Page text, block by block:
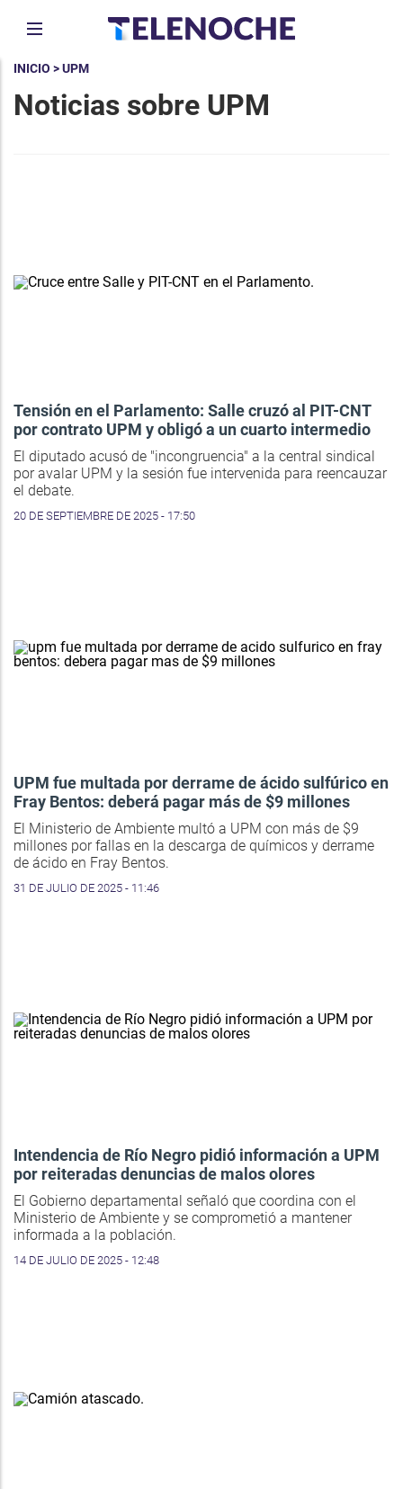
INICIO > UPM
Noticias sobre UPM
Tensión en el Parlamento: Salle cruzó al PIT-CNT
por contrato UPM y obligó a un cuarto intermedio
El diputado acusó de "incongruencia" a la central sindical
por avalar UPM y la sesión fue intervenida para reencauzar
el debate.
20 DE SEPTIEMBRE DE 2025 - 17:50
UPM fue multada por derrame de ácido sulfúrico en
Fray Bentos: deberá pagar más de $9 millones
El Ministerio de Ambiente multó a UPM con más de $9
millones por fallas en la descarga de químicos y derrame
de ácido en Fray Bentos.
31 DE JULIO DE 2025 - 11:46
Intendencia de Río Negro pidió información a UPM
por reiteradas denuncias de malos olores
El Gobierno departamental señaló que coordina con el
Ministerio de Ambiente y se comprometió a mantener
informada a la población.
14 DE JULIO DE 2025 - 12:48